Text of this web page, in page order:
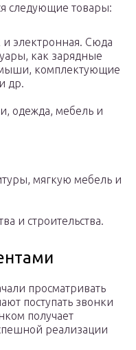
следующие товары:
и электронная. Сюда
как зарядные
мыши, комплектующие
др.
одежда, мебель и
мягкую мебель и
и строительства.
просматривать
поступать звонки
получает
реализации